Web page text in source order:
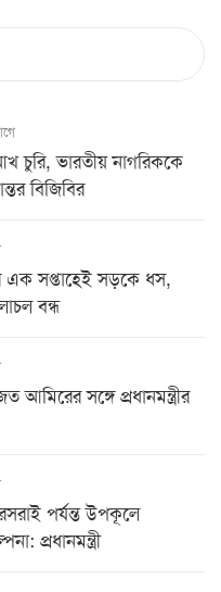
চুরি, ভারতীয় নাগরিককে
বিজিবির
এক সপ্তাহেই সড়কে ধস,
বন্ধ
আমিরের সঙ্গে প্রধানমন্ত্রীর
পর্যন্ত উপকূলে
প্রধানমন্ত্রী